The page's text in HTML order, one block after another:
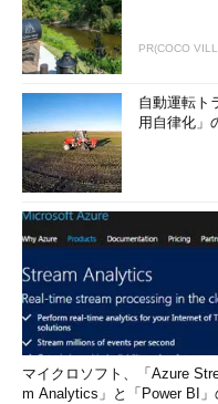
PR(COCO
自動運転ト
用自律化」
マイクロソフト、「Azure
m Analytics」と「Power BI」